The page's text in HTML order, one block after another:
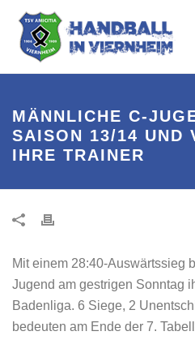
MÄNNLICHE C-
SAISON 13/14 UND
IHRE TRAINER
Mit einem 28:40-Auswärtssieg
Jugend am gestrigen Sonntag
Badenliga. 6 Siege, 2
bedeuten am Ende der 7.